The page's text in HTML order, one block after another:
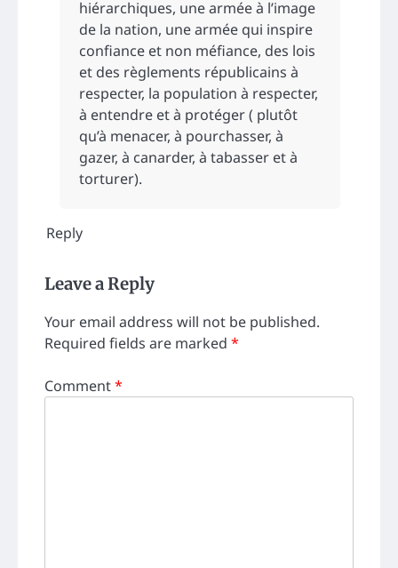
hiérarchiques, une armée à l’image
de la nation, une armée qui inspire
confiance et non méfiance, des lois
et des règlements républicains à
respecter, la population à respecter,
à entendre et à protéger ( plutôt
qu’à menacer, à pourchasser, à
gazer, à canarder, à tabasser et à
torturer).
Reply
Leave a Reply
Your email address will not be published.
Required fields are marked *
Comment*